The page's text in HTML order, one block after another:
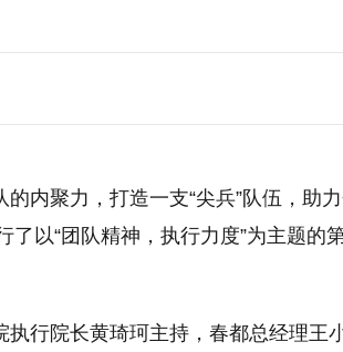
内聚力，打造一支“尖兵”队伍，助
以“团队精神，执行力度”为主题的
行院长黄琦珂主持，春都总经理王